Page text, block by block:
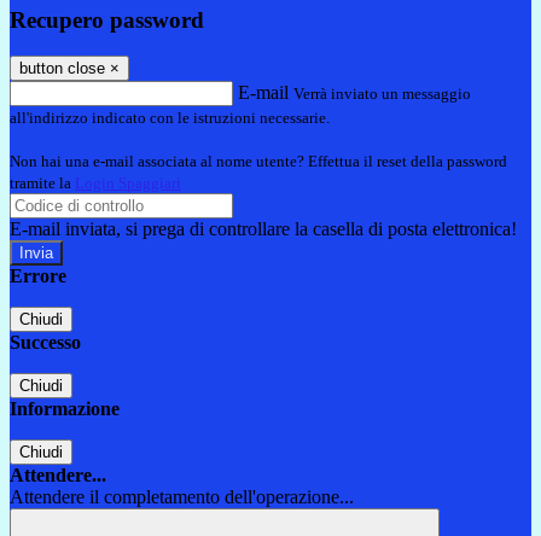
Recupero password
button close ×
E-mail Verrà inviato un messaggio
all'indirizzo indicato con le istruzioni necessarie.
Non hai una e-mail associata al nome utente? Effettua il reset della password
tramite la Login Spaggiari
E-mail inviata, si prega di controllare la casella di posta elettronica!
Errore
Chiudi
Successo
Chiudi
Informazione
Chiudi
Attendere...
Attendere il completamento dell'operazione...